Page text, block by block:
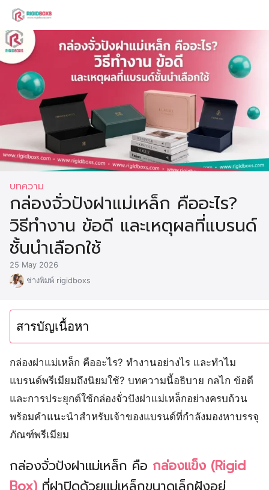
Skip
content
for:
บทความ
กล่องจั่วปังฝาแม่เหล็ก คืออะไร?
วิธีทำงาน ข้อดี และเหตุผลที่แบรนด์
ชั้นนำเลือกใช้
25 May 2026
ช่างพิมพ์ rigidboxs
สารบัญเนื้อหา
กล่องฝาแม่เหล็ก คืออะไร? ทำงานอย่างไร และทำไม
แบรนด์พรีเมียมถึงนิยมใช้? บทความนี้อธิบาย กลไก ข้อดี
และการประยุกต์ใช้กล่องจั่วปังฝาแม่เหล็กอย่างครบถ้วน
พร้อมคำแนะนำสำหรับเจ้าของแบรนด์ที่กำลังมองหาบรรจุ
ภัณฑ์พรีเมียม
กล่องจั่วปังฝาแม่เหล็ก คือ กล่องแข็ง (Rigid